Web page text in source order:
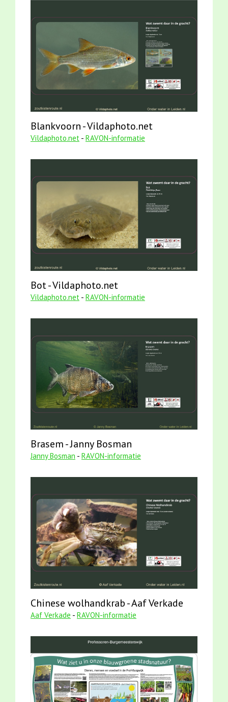
Blankvoorn - Vildaphoto.net
Vildaphoto.net - RAVON-informatie
Bot - Vildaphoto.net
Vildaphoto.net - RAVON-informatie
Brasem - Janny Bosman
Janny Bosman - RAVON-informatie
Chinese wolhandkrab - Aaf Verkade
Aaf Verkade - RAVON-informatie